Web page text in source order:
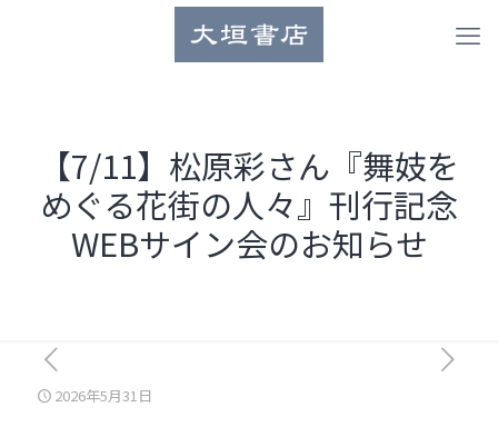
【7/11】松原彩さん『舞妓を
めぐる花街の人々』刊行記念
WEBサイン会のお知らせ
2026年5月31日